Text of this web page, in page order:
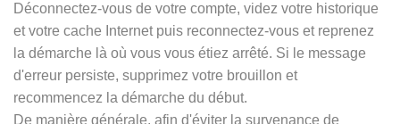
Déconnectez-vous de votre compte, videz votre historique
et votre cache Internet puis reconnectez-vous et reprenez
la démarche là où vous vous étiez arrêté. Si le message
d'erreur persiste, supprimez votre brouillon et
recommencez la démarche du début.
De manière générale, afin d'éviter la survenance de